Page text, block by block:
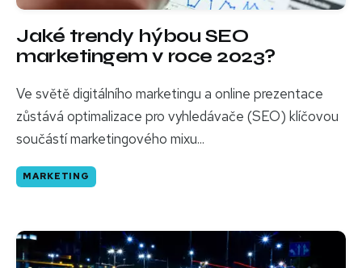
Jaké trendy hýbou SEO
marketingem v roce 2023?
Ve světě digitálního marketingu a online prezentace
zůstává optimalizace pro vyhledávače (SEO) klíčovou
součástí marketingového mixu...
MARKETING